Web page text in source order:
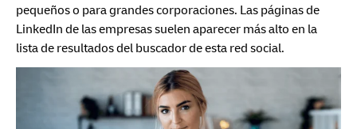
pequeños o para grandes corporaciones. Las páginas de
LinkedIn de las empresas suelen aparecer más alto en la
lista de resultados del buscador de esta red social.